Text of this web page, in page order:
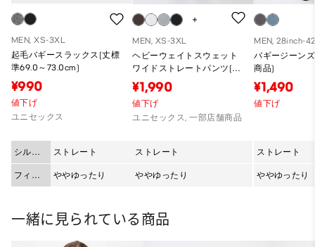
MEN, XS-3XL
起毛バギースラックス(丈標
準69.0～73.0cm)
¥990
値下げ
ユニセックス
シルエ
ット
ストレート
フィッ
ト
ややゆったり
MEN, XS-3XL
ヘビーウェイトスウェット
ワイドストレートパンツ(丈
標準69.0～73.0cm)
¥1,990
値下げ
ユニセックス, 一部店舗商品
ストレート
ややゆったり
MEN, 28inch-
バギージーン
商品)
¥1,490
値下げ
ストレート
ややゆったり
一緒に見られている商品